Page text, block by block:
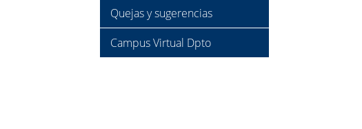
Quejas y sugerencias
Campus Virtual Dpto